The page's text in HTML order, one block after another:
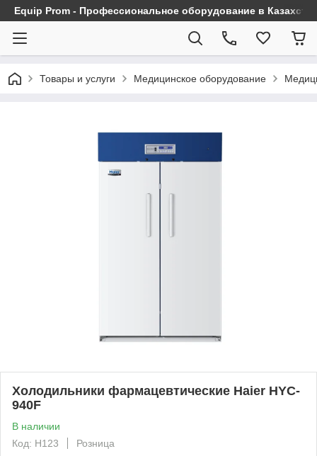
Equip Prom - Профессиональное оборудование в
Товары и услуги Медицинское оборудование
Холодильники фармацевтические Haier HYC-
940F
В наличии
Код: H123
Розница